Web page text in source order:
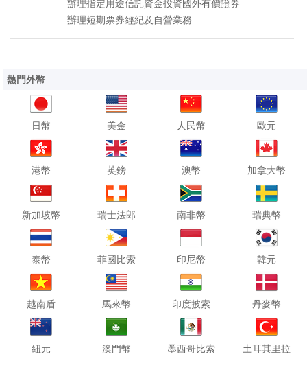
辦理指定用途信託資金投資國外有價證券
辦理短期票券經紀及自營業務
熱門外幣
日幣 美金 人民幣 歐元
港幣 英鎊 澳幣 加拿大幣
新加坡幣 瑞士法郎 南非幣 瑞典幣
泰幣 菲國比索 印尼幣 韓元
越南盾 馬來幣 印度披索 丹麥幣
紐元 澳門幣 墨西哥比索 土耳其里拉